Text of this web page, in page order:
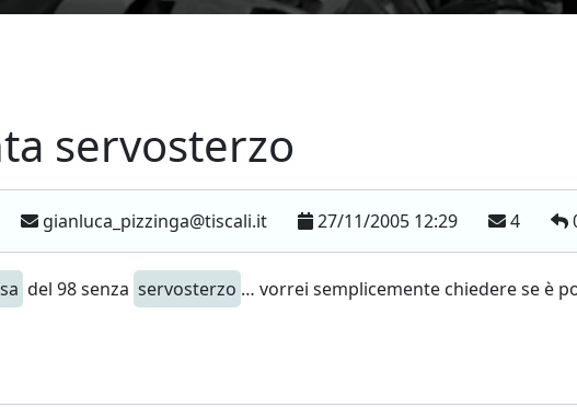
servosterzo
gianluca_pizzinga@tiscali.it 27/11/2005 12:29 4
del 98 senza servosterzo … vorrei semplicemente chiedere se è